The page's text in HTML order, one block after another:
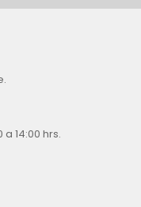
14:00 hrs.